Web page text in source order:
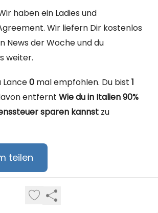
haben ein Ladies und
Wir liefern Dir kostenlos
News der Woche und du
weiter.
Lance0 mal empfohlen. Du bist 1
entfernt Wie du in Italien 90%
sparen kannst zu
teilen
paste diesen Link in die